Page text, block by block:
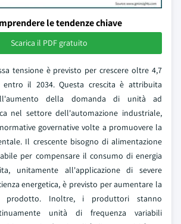
le tendenze chiave
Scarica il PDF gratuito
tensione è previsto per crescere oltre 4,7
il 2034. Questa crescita è attribuita
della domanda di unità ad
nel settore dell'automazione industriale,
governative volte a promuovere la
Il crescente bisogno di alimentazione
per compensare il consumo di energia
unitamente all'applicazione di severe
energetica, è previsto per aumentare la
prodotto. Inoltre, i produttori stanno
unità di frequenza variabili